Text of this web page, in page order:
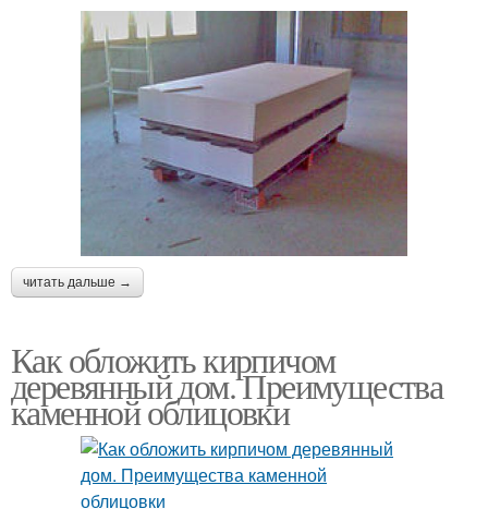
читать дальше →
Как обложить кирпичом
деревянный дом. Преимущества
каменной облицовки